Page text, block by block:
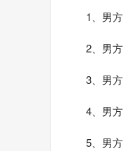
1、男
2、男
3、男
4、男
5、男